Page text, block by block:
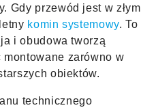
Gdy przewód jest w złym
komin systemowy. To
i obudowa tworzą
zarówno w
obiektów.
technicznego